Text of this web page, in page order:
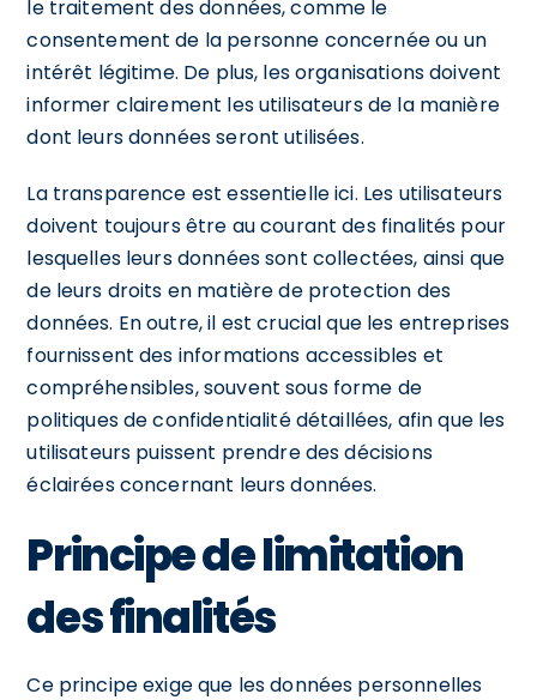
le traitement des données, comme le
consentement de la personne concernée ou un
intérêt légitime. De plus, les organisations doivent
informer clairement les utilisateurs de la manière
dont leurs données seront utilisées.
La transparence est essentielle ici. Les utilisateurs
doivent toujours être au courant des finalités pour
lesquelles leurs données sont collectées, ainsi que
de leurs droits en matière de protection des
données. En outre, il est crucial que les entreprises
fournissent des informations accessibles et
compréhensibles, souvent sous forme de
politiques de confidentialité détaillées, afin que les
utilisateurs puissent prendre des décisions
éclairées concernant leurs données.
Principe de limitation
des finalités
Ce principe exige que les données personnelles